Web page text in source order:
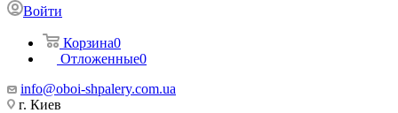
Войти
Корзина0
Отложенные0
info@oboi-shpalery.com.ua
г. Киев